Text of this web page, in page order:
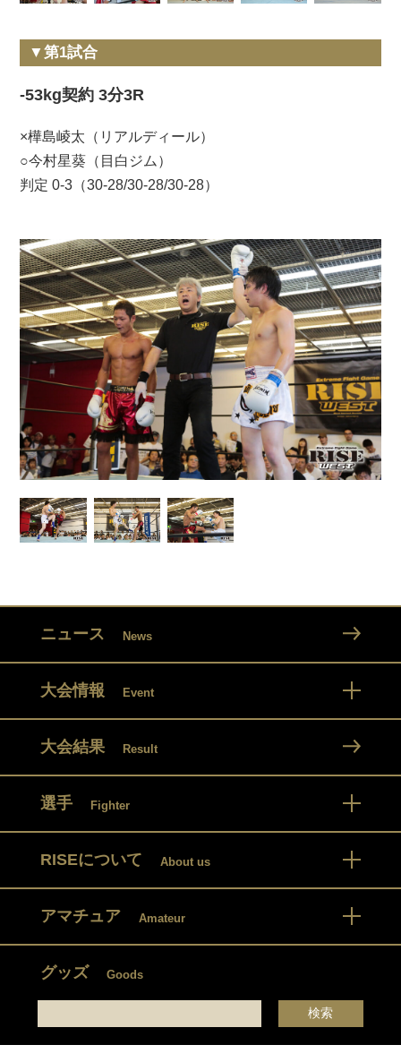
▼第1試合
-53kg契約 3分3R
×樺島崚太（リアルディール）
○今村星葵（目白ジム）
判定 0-3（30-28/30-28/30-28）
ニュース News
大会情報 Event
大会結果 Result
選手 Fighter
RISEについて About us
アマチュア Amateur
グッズ Goods